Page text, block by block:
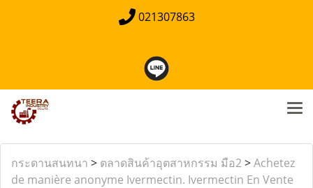
021307863
กระดานสนทนา > ตลาดสินค้าอุตสาหกรรม มือ2>Achetez
de manière anonyme Ivermectin. Ivermectin En Vente